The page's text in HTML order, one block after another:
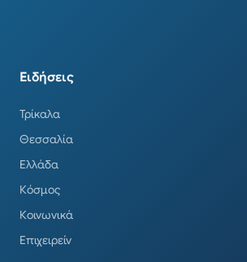
Ειδήσεις
Τρίκαλα
Θεσσαλία
Ελλάδα
Κόσμος
Κοινωνικά
Επιχειρείν